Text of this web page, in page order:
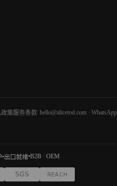
政策服务条款 hello@alicetod.com · WhatsApp
•出口就绪•B2B · OEM